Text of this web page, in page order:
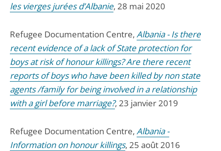
les vierges jurées d’Albanie, 28 mai 2020
Refugee Documentation Centre, Albania - Is there
recent evidence of a lack of State protection for
boys at risk of honour killings? Are there recent
reports of boys who have been killed by non state
agents /family for being involved in a relationship
with a girl before marriage?, 23 janvier 2019
Refugee Documentation Centre, Albania -
Information on honour killings, 25 août 2016